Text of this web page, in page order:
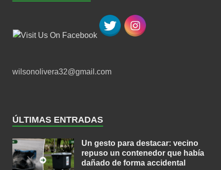
wilsonolivera32@gmail.com
ÚLTIMAS ENTRADAS
Un gesto para destacar: vecino
repuso un contenedor que había
dañado de forma accidental